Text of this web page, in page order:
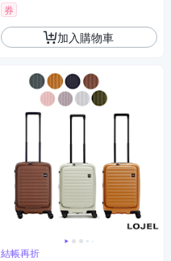
券
加入購物車
結帳再折